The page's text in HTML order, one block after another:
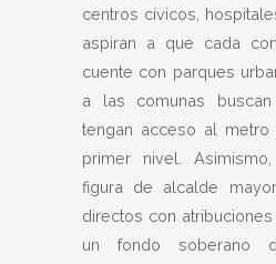
centros cívicos,
aspiran a que cada
cuente con parques
a las comunas
tengan acceso al
primer nivel.
figura de alcalde
directos con
un fondo soberano